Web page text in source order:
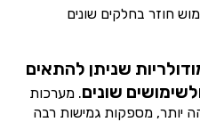
חוזר בחלקים שונים
שניתן להתאים
שונים. מערכות
יותר, מספקות גמישות רבה